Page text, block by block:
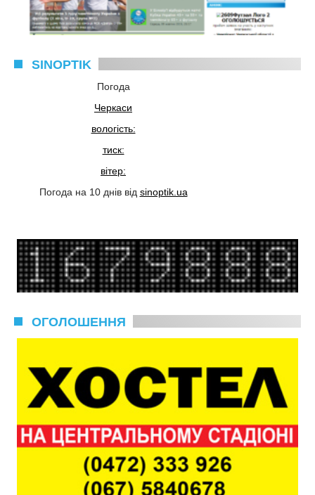
SINOPTIK
Погода
Черкаси
вологість:
тиск:
вітер:
Погода на 10 днів від sinoptik.ua
ОГОЛОШЕННЯ